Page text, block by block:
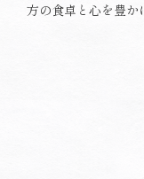
方の食卓と心を豊か